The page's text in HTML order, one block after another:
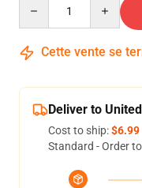
Cette vente se
Deliver to
Cost to ship:$6.99
Standard - Order